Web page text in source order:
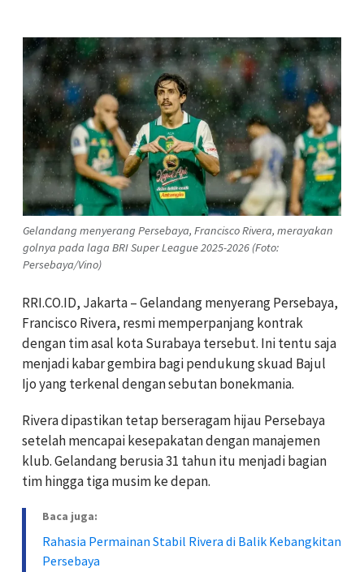
Gelandang menyerang Persebaya, Francisco Rivera, merayakan
golnya pada laga BRI Super League 2025-2026 (Foto:
Persebaya/Vino)
RRI.CO.ID, Jakarta – Gelandang menyerang Persebaya,
Francisco Rivera, resmi memperpanjang kontrak
dengan tim asal kota Surabaya tersebut. Ini tentu saja
menjadi kabar gembira bagi pendukung skuad Bajul
Ijo yang terkenal dengan sebutan bonekmania.
Rivera dipastikan tetap berseragam hijau Persebaya
setelah mencapai kesepakatan dengan manajemen
klub. Gelandang berusia 31 tahun itu menjadi bagian
tim hingga tiga musim ke depan.
Baca juga:
Rahasia Permainan Stabil Rivera di Balik Kebangkitan
Persebaya